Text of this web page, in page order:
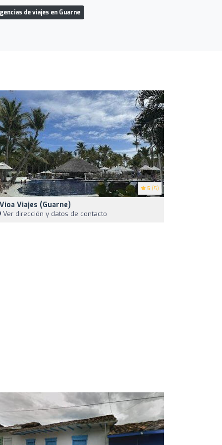
de viajes en Guarne
5 (5)
Viajes (Guarne)
Ver dirección y datos de contacto